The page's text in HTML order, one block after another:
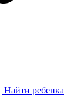
Найти ребенка